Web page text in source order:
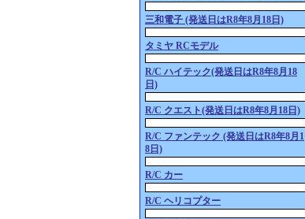
三和電子 (発送日はR8年8月18日)
タミヤ RCモデル
R/C ハイテック(発送日はR8年8月18
日)
R/C クエスト(発送日はR8年8月18日)
R/C ファンテック (発送日はR8年8月1
8日)
R/C カー
R/C ヘリコプター